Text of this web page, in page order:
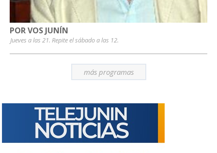
POR VOS JUNÍN
Jueves a las 21. Repite el sábado a las 12.
más programas